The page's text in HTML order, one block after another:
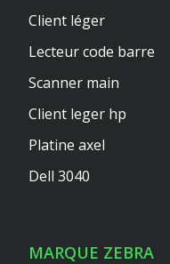
Client léger
Lecteur code barre
Scanner main
Client leger hp
Platine axel
Dell 3040
MARQUE ZEBRA